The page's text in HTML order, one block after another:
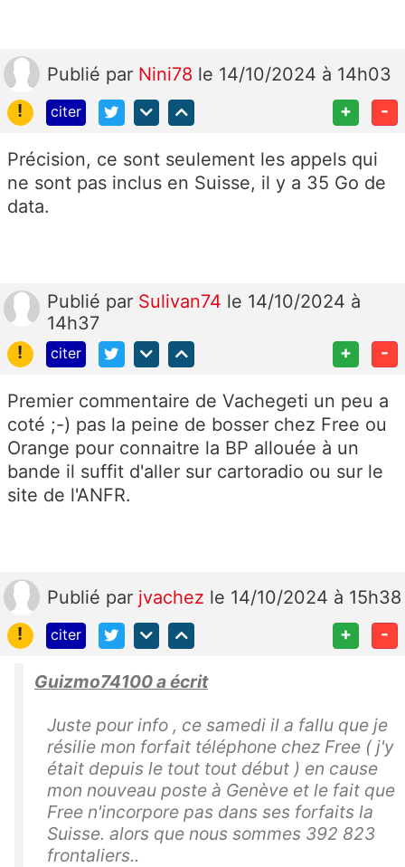
Publié par Nini78 le 14/10/2024 à 14h03
!
citer + -
Précision, ce sont seulement les appels qui
ne sont pas inclus en Suisse, il y a 35 Go de
data.
Publié par Sulivan74 le 14/10/2024 à
14h37
!
citer + -
Premier commentaire de Vachegeti un peu a
coté ;-) pas la peine de bosser chez Free ou
Orange pour connaitre la BP allouée à un
bande il suffit d'aller sur cartoradio ou sur le
site de l'ANFR.
Publié par jvachez le 14/10/2024 à 15h38
!
citer + -
Guizmo74100 a écrit
Juste pour info , ce samedi il a fallu que je
résilie mon forfait téléphone chez Free ( j'y
était depuis le tout tout début ) en cause
mon nouveau poste à Genève et le fait que
Free n'incorpore pas dans ses forfaits la
Suisse. alors que nous sommes 392 823
frontaliers..